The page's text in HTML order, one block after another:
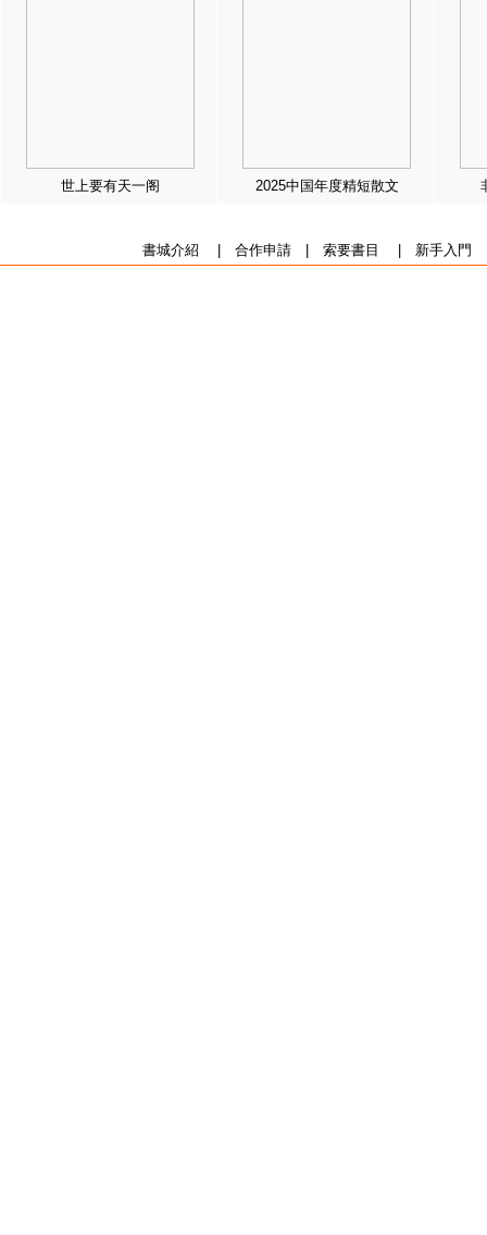
世上要有天一阁 2025中国年度精短散文
書城介紹 合作申請| 索要書目 新手入門